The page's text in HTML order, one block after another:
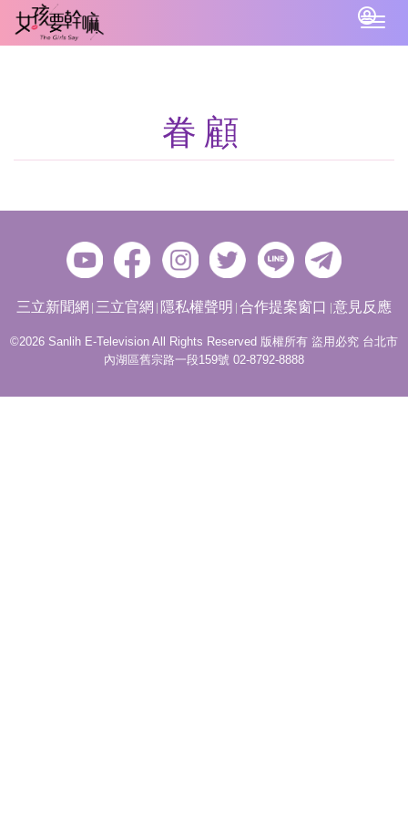
眷顧
三立新聞網 三立官網 隱私權聲明 合作提案窗口 意見反應
©2026 Sanlih E-Television All Rights Reserved 版權所有 盜用必究 台北市
內湖區舊宗路一段159號 02-8792-8888